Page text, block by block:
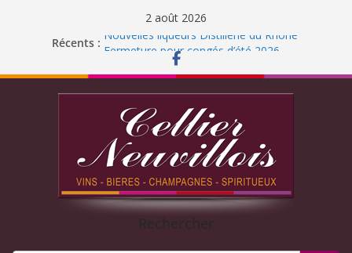
2 août 2026
Récents : Nouvelles liqueurs Distillerie du Rhône
Fermeture pour congés d’été 2026
Liqueur Jacoulot : nouveau parfum!
Rechercher